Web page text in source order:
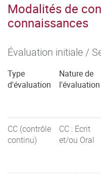
Modalités de
connaissances
Évaluation initiale /
Type
d'évaluation
Nature de
l'évaluation
CC (contrôle
continu)
CC : Ecrit
et/ou Oral